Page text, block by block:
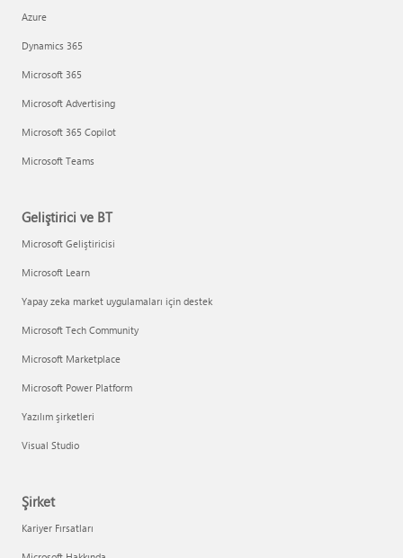
Azure
Dynamics 365
Microsoft 365
Microsoft Advertising
Microsoft 365 Copilot
Microsoft Teams
Geliştirici ve BT
Microsoft Geliştiricisi
Microsoft Learn
Yapay zeka market uygulamaları için destek
Microsoft Tech Community
Microsoft Marketplace
Microsoft Power Platform
Yazılım şirketleri
Visual Studio
Şirket
Kariyer Fırsatları